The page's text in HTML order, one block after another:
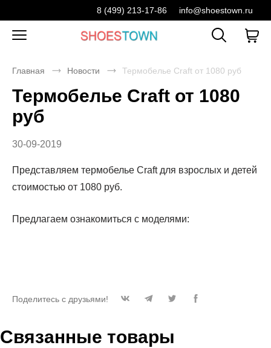
8 (499) 213-17-86 info@shoestown.ru
Главная Новости Термобелье Craft от 1080 руб
Термобелье Craft от 1080
руб
30-09-2019
Представляем термобелье Craft для взрослых и детей
стоимостью от 1080 руб.
Предлагаем ознакомиться с моделями:
Поделитесь с друзьями!
Связанные товары